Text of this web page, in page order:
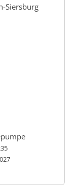
Siersburg